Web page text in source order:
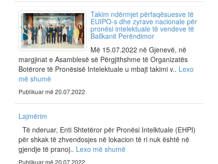
Takim ndërmjet përfaqësuesve të
EUIPO-s dhe zyrave nacionale për
pronësi intelektuale të vendeve të
Ballkanit Perëndimor
Më 15.07.2022 në Gjenevë, në
margjinat e Asamblesë së Përgjithshme të Organizatës
Botërore të Pronësisë Intelektuale u mbajt takimi v.. Lexo
më shumë
Publikuar më 20.07.2022
Lajmërim
Të nderuar, Enti Shtetëror për Pronësi Intelktuale (EHPI)
për shkak të zhvendosjes në lokacion të ri nuk është në
gjendje të pranoj.. Lexo më shumë
Publikuar më 20.07.2022